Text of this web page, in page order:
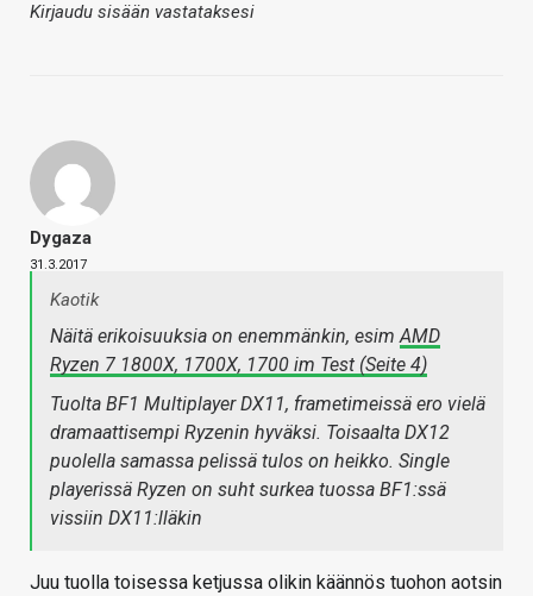
Kirjaudu sisään vastataksesi
Dygaza
31.3.2017
Kaotik
Näitä erikoisuuksia on enemmänkin, esimAMD
Ryzen 7 1800X, 1700X, 1700 im Test (Seite 4)
Tuolta BF1 Multiplayer DX11, frametimeissä ero vielä
dramaattisempi Ryzenin hyväksi. Toisaalta DX12
puolella samassa pelissä tulos on heikko. Single
playerissä Ryzen on suht surkea tuossa BF1:ssä
vissiin DX11:lläkin
Juu tuolla toisessa ketjussa olikin käännös tuohon aotsin